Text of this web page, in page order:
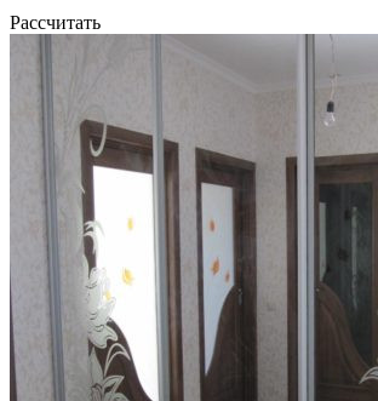
Рассчитать